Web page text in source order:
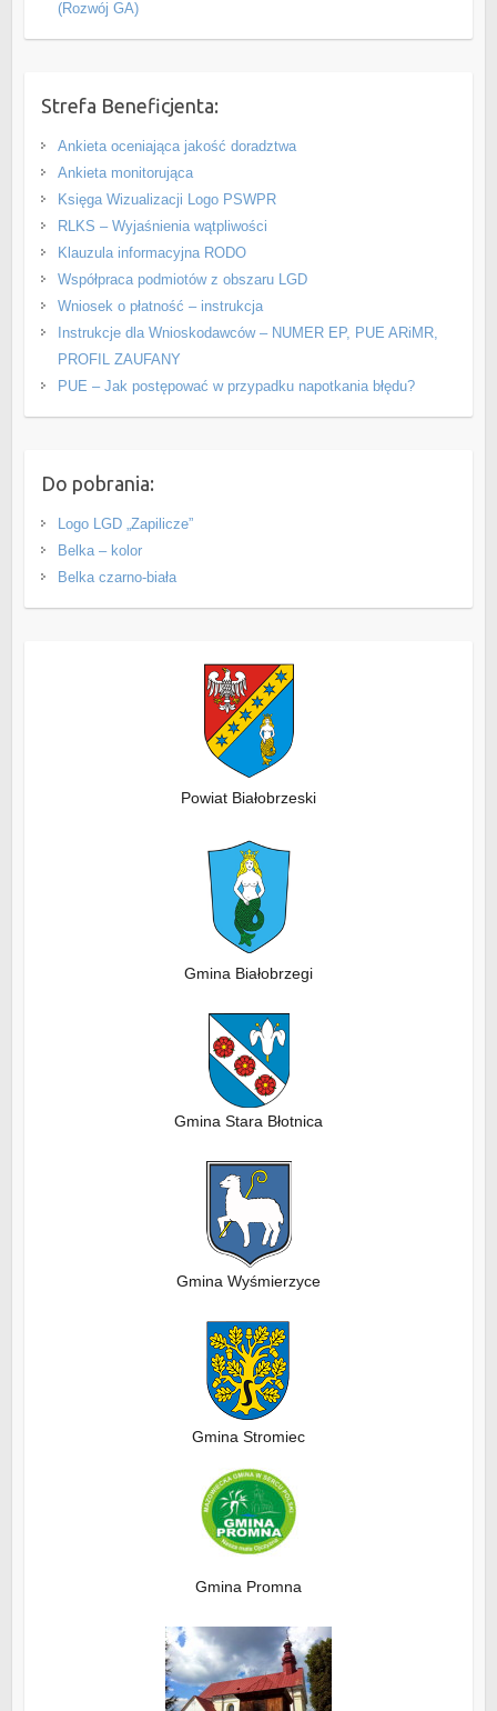
(Rozwój GA)
Strefa Beneficjenta:
Ankieta oceniająca jakość doradztwa
Ankieta monitorująca
Księga Wizualizacji Logo PSWPR
RLKS – Wyjaśnienia wątpliwości
Klauzula informacyjna RODO
Współpraca podmiotów z obszaru LGD
Wniosek o płatność – instrukcja
Instrukcje dla Wnioskodawców – NUMER EP, PUE ARiMR,
PROFIL ZAUFANY
PUE – Jak postępować w przypadku napotkania błędu?
Do pobrania:
Logo LGD „Zapilicze”
Belka – kolor
Belka czarno-biała
Powiat Białobrzeski
Gmina Białobrzegi
Gmina Stara Błotnica
Gmina Wyśmierzyce
Gmina Stromiec
Gmina Promna